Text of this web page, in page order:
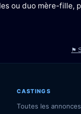
ou duo mère-fille,
⚑
CASTINGS
Toutes les annonces